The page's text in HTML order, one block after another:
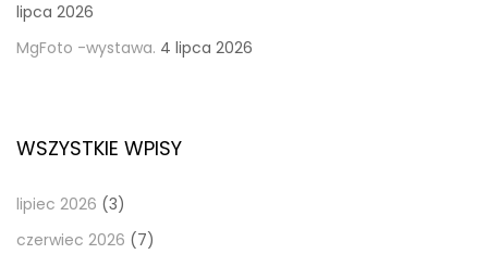
lipca 2026
MgFoto -wystawa. 4 lipca 2026
WSZYSTKIE WPISY
lipiec 2026 (3)
czerwiec 2026 (7)